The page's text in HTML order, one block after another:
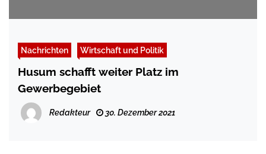
Nachrichten Wirtschaft und Politik
Husum schafft weiter Platz im
Gewerbegebiet
Redakteur 30. Dezember 2021